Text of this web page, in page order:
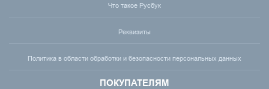
Что такое Русбук
Реквизиты
Политика в области обработки и безопасности персональных данных
ПОКУПАТЕЛЯМ